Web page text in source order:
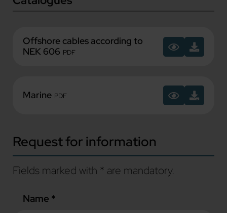
Offshore cables according to
NEK 606 PDF
Marine PDF
Request for information
Fields marked with * are mandatory.
Name *